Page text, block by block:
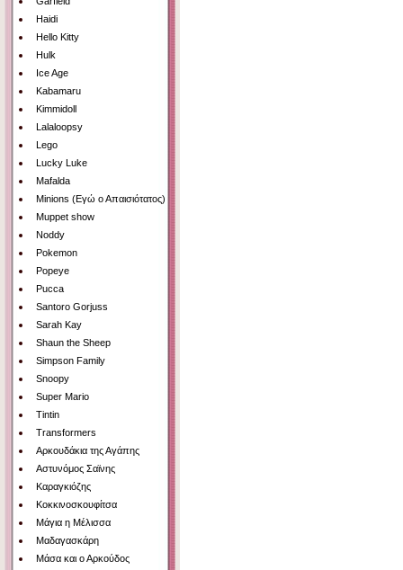
Haidi
Hello Kitty
Hulk
Ice Age
Kabamaru
Kimmidoll
Lalaloopsy
Lego
Lucky Luke
Mafalda
Minions (Εγώ ο Απαισιότατος)
Muppet show
Noddy
Pokemon
Popeye
Pucca
Santoro Gorjuss
Sarah Kay
Shaun the Sheep
Simpson Family
Snoopy
Super Mario
Tintin
Transformers
Αρκουδάκια της Αγάπης
Αστυνόμος Σαϊνης
Καραγκιόζης
Κοκκινοσκουφίτσα
Μάγια η Μέλισσα
Μαδαγασκάρη
Μάσα και ο Αρκούδος